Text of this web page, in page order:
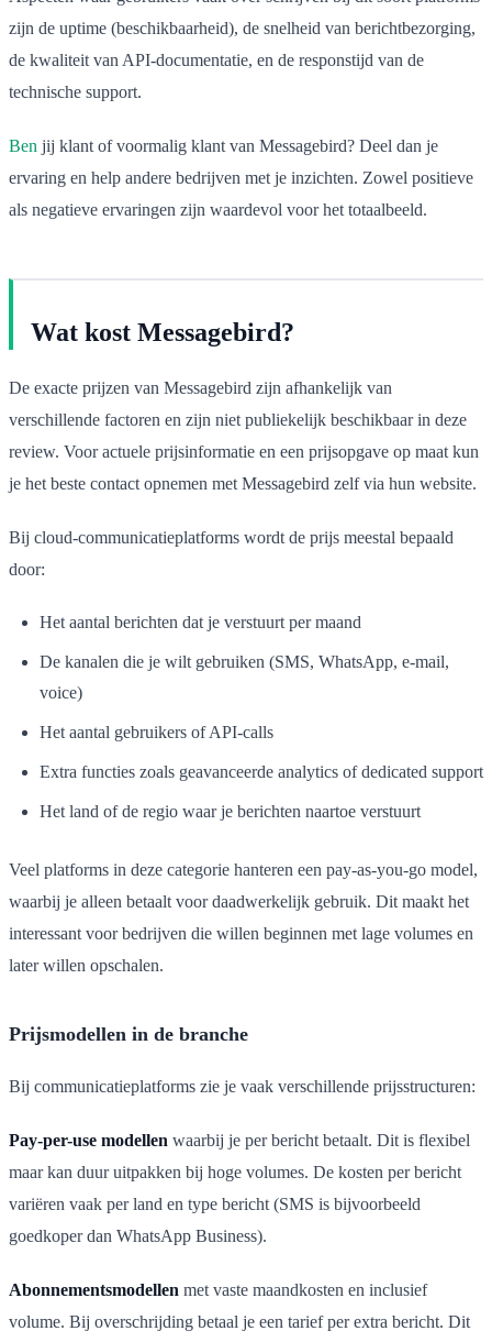
zijn de uptime (beschikbaarheid), de snelheid van berichtbezorging,
de kwaliteit van API-documentatie, en de responstijd van de
technische support.
Ben jij klant of voormalig klant van Messagebird? Deel dan je
ervaring en help andere bedrijven met je inzichten. Zowel positieve
als negatieve ervaringen zijn waardevol voor het totaalbeeld.
Wat kost Messagebird?
De exacte prijzen van Messagebird zijn afhankelijk van
verschillende factoren en zijn niet publiekelijk beschikbaar in deze
review. Voor actuele prijsinformatie en een prijsopgave op maat kun
je het beste contact opnemen met Messagebird zelf via hun website.
Bij cloud-communicatieplatforms wordt de prijs meestal bepaald
door:
Het aantal berichten dat je verstuurt per maand
De kanalen die je wilt gebruiken (SMS, WhatsApp, e-mail,
voice)
Het aantal gebruikers of API-calls
Extra functies zoals geavanceerde analytics of dedicated support
Het land of de regio waar je berichten naartoe verstuurt
Veel platforms in deze categorie hanteren een pay-as-you-go model,
waarbij je alleen betaalt voor daadwerkelijk gebruik. Dit maakt het
interessant voor bedrijven die willen beginnen met lage volumes en
later willen opschalen.
Prijsmodellen in de branche
Bij communicatieplatforms zie je vaak verschillende prijsstructuren:
Pay-per-use modellen waarbij je per bericht betaalt. Dit is flexibel
maar kan duur uitpakken bij hoge volumes. De kosten per bericht
variëren vaak per land en type bericht (SMS is bijvoorbeeld
goedkoper dan WhatsApp Business).
Abonnementsmodellen met vaste maandkosten en inclusief
volume. Bij overschrijding betaal je een tarief per extra bericht. Dit